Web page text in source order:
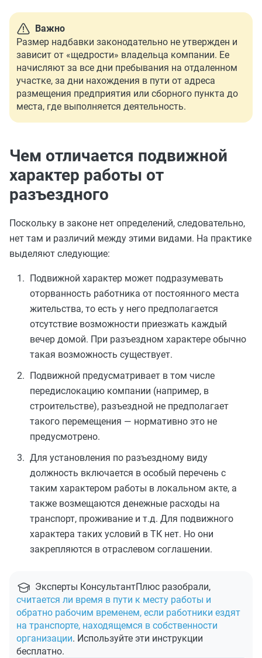
Важно
Размер надбавки законодательно не утвержден и
зависит от «щедрости» владельца компании. Ее
начисляют за все дни пребывания на отдаленном
участке, за дни нахождения в пути от адреса
размещения предприятия или сборного пункта до
места, где выполняется деятельность.
Чем отличается подвижной
характер работы от
разъездного
Поскольку в законе нет определений, следовательно,
нет там и различий между этими видами. На практике
выделяют следующие:
Подвижной характер может подразумевать
оторванность работника от постоянного места
жительства, то есть у него предполагается
отсутствие возможности приезжать каждый
вечер домой. При разъездном характере обычно
такая возможность существует.
Подвижной предусматривает в том числе
передислокацию компании (например, в
строительстве), разъездной не предполагает
такого перемещения — нормативно это не
предусмотрено.
Для установления по разъездному виду
должность включается в особый перечень с
таким характером работы в локальном акте, а
также возмещаются денежные расходы на
транспорт, проживание и т.д. Для подвижного
характера таких условий в ТК нет. Но они
закрепляются в отраслевом соглашении.
Эксперты КонсультантПлюс разобрали,
считается ли время в пути к месту работы и
обратно рабочим временем, если работники ездят
на транспорте, находящемся в собственности
организации. Используйте эти инструкции
бесплатно.